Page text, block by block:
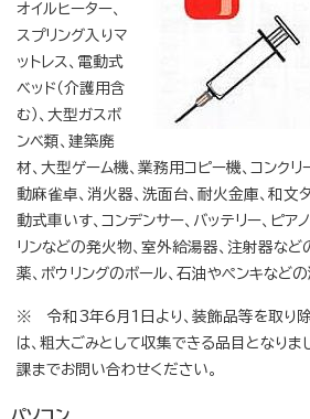
オイルヒーター、
スプリング入りマ
ットレス、電動式
ベッド（介護用含
む）、大型ガスボ
ンベ類、建築廃
材、大型ゲーム機、業務用コピー機、コンクリ
動麻雀卓、消火器、洗面台、耐火金庫、和文タ
動式車いす、コンデンサー、バッテリー、ピア
リンなどの発火物、室外給湯器、注射器など
薬、ボウリングのボール、石油やペンキなどの
※ 令和3年6月1日より、装飾品等を取り除
は、粗大ごみとして収集できる品目となりま
課までお問い合わせください。
パソコン